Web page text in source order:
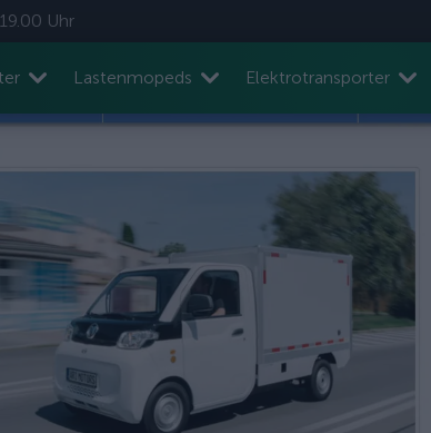
Uhr
Lastenmopeds Elektrotransporter